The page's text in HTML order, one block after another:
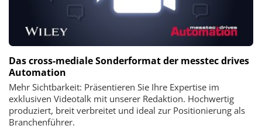
Das cross-mediale Sonderformat der messtec drives
Automation
Mehr Sichtbarkeit: Präsentieren Sie Ihre Expertise im
exklusiven Videotalk mit unserer Redaktion. Hochwertig
produziert, breit verbreitet und ideal zur Positionierung als
Branchenführer.